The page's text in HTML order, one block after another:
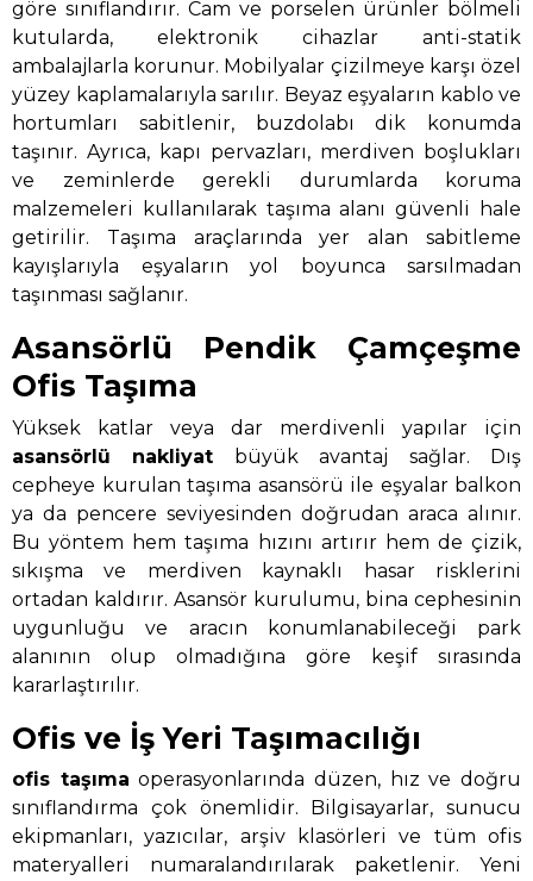
göre sınıflandırır. Cam ve porselen ürünler bölmeli
kutularda, elektronik cihazlar anti-statik
ambalajlarla korunur. Mobilyalar çizilmeye karşı özel
yüzey kaplamalarıyla sarılır. Beyaz eşyaların kablo ve
hortumları sabitlenir, buzdolabı dik konumda
taşınır. Ayrıca, kapı pervazları, merdiven boşlukları
ve zeminlerde gerekli durumlarda koruma
malzemeleri kullanılarak taşıma alanı güvenli hale
getirilir. Taşıma araçlarında yer alan sabitleme
kayışlarıyla eşyaların yol boyunca sarsılmadan
taşınması sağlanır.
Asansörlü Pendik Çamçeşme
Ofis Taşıma
Yüksek katlar veya dar merdivenli yapılar için
asansörlü nakliyat büyük avantaj sağlar. Dış
cepheye kurulan taşıma asansörü ile eşyalar balkon
ya da pencere seviyesinden doğrudan araca alınır.
Bu yöntem hem taşıma hızını artırır hem de çizik,
sıkışma ve merdiven kaynaklı hasar risklerini
ortadan kaldırır. Asansör kurulumu, bina cephesinin
uygunluğu ve aracın konumlanabileceği park
alanının olup olmadığına göre keşif sırasında
kararlaştırılır.
Ofis ve İş Yeri Taşımacılığı
ofis taşıma operasyonlarında düzen, hız ve doğru
sınıflandırma çok önemlidir. Bilgisayarlar, sunucu
ekipmanları, yazıcılar, arşiv klasörleri ve tüm ofis
materyalleri numaralandırılarak paketlenir. Yeni